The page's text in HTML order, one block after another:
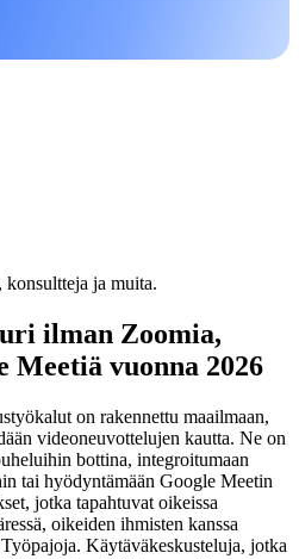
ja muita.
ilman Zoomia,
Meetiä vuonna 2026
on rakennettu maailmaan,
videoneuvottelujen kautta. Ne on
bottina, integroitumaan
tai hyödyntämään Google Meetin
jotka tapahtuvat oikeissa
oikeiden ihmisten kanssa
Käytäväkeskusteluja, jotka